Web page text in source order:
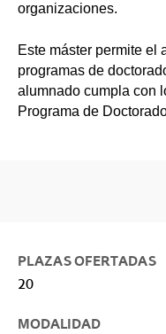
organizaciones.
Este máster permite el
programas de
alumnado cumpla con
Programa de
PLAZAS OFERTADAS
20
MODALIDAD